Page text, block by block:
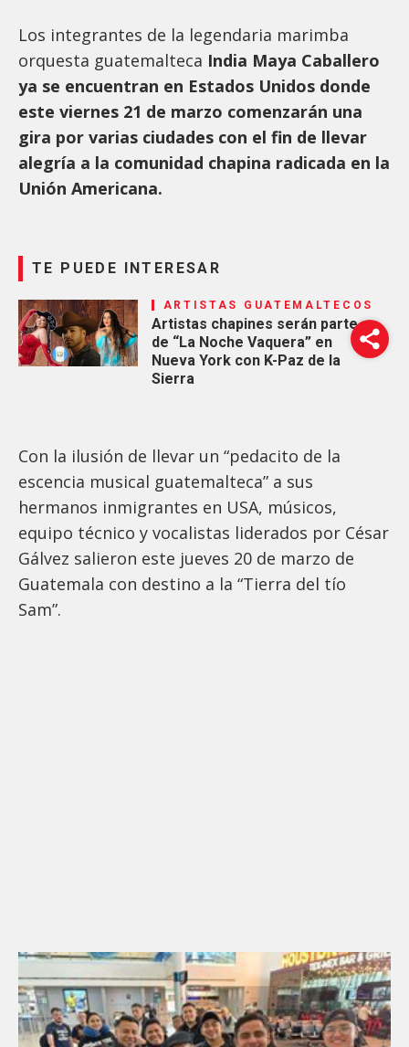
Los integrantes de la legendaria marimba
orquesta guatemalteca India Maya Caballero
ya se encuentran en Estados Unidos donde
este viernes 21 de marzo comenzarán una
gira por varias ciudades con el fin de llevar
alegría a la comunidad chapina radicada en la
Unión Americana.
TE PUEDE INTERESAR
ARTISTAS GUATEMALTECOS
Artistas chapines serán parte
de “La Noche Vaquera” en
Nueva York con K-Paz de la
Sierra
Con la ilusión de llevar un “pedacito de la
escencia musical guatemalteca” a sus
hermanos inmigrantes en USA, músicos,
equipo técnico y vocalistas liderados por César
Gálvez salieron este jueves 20 de marzo de
Guatemala con destino a la “Tierra del tío
Sam”.